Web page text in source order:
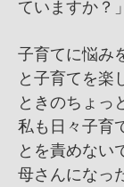
ていますか？
子育てに悩み
と子育てを楽
ときのちょっ
私も日々子育
とを責めない
母さんになっ